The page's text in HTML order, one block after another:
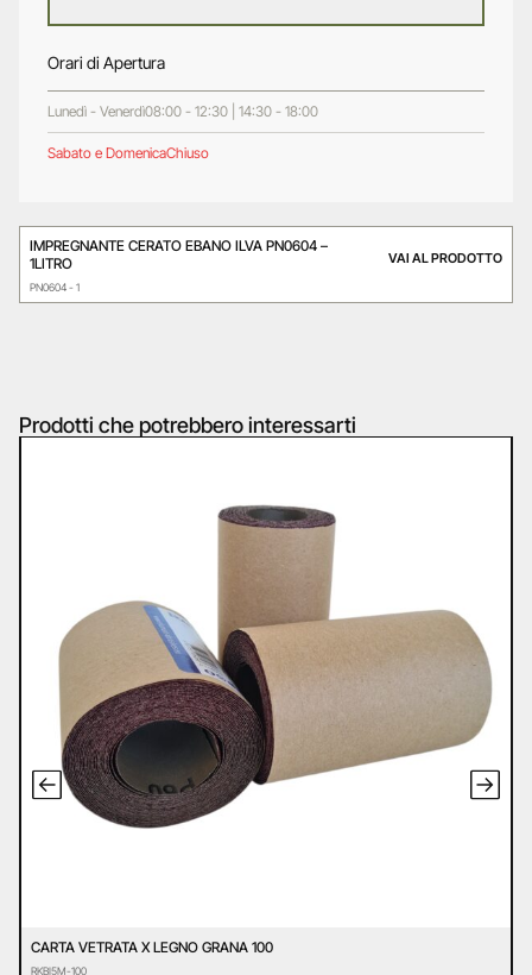
Orari di Apertura
Lunedì - Venerdì08:00 - 12:30 | 14:30 - 18:00
Sabato e DomenicaChiuso
IMPREGNANTE CERATO EBANO ILVA PN0604 –
1LITRO
PN0604 - 1
VAI AL PRODOTTO
Prodotti che potrebbero interessarti
CARTA VETRATA X LEGNO GRANA 100
RKBI5M-100